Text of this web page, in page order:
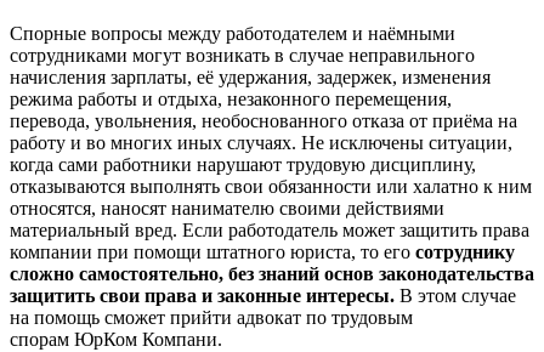
Спорные вопросы между работодателем и наёмными
сотрудниками могут возникать в случае неправильного
начисления зарплаты, её удержания, задержек, изменения
режима работы и отдыха, незаконного перемещения,
перевода, увольнения, необоснованного отказа от приёма на
работу и во многих иных случаях. Не исключены ситуации,
когда сами работники нарушают трудовую дисциплину,
отказываются выполнять свои обязанности или халатно к ним
относятся, наносят нанимателю своими действиями
материальный вред. Если работодатель может защитить права
компании при помощи штатного юриста, то его сотруднику
сложно самостоятельно, без знаний основ законодательства
защитить свои права и законные интересы. В этом случае
на помощь сможет прийти адвокат по трудовым
спорам ЮрКом Компани.